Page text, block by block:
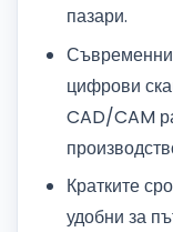
пазари.
цифрови
CAD/CAM
Кратките
удобни за